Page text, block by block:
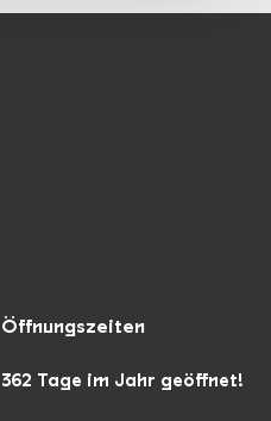
Öffnungszeiten
362 Tage im Jahr geöffnet!